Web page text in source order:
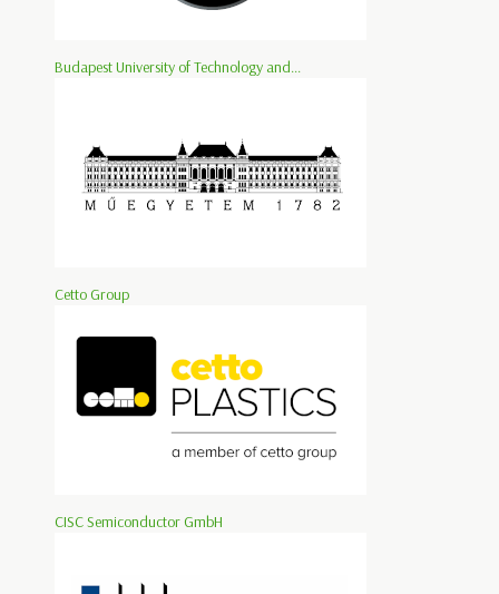
Budapest University of Technology and...
Cetto Group
CISC Semiconductor GmbH